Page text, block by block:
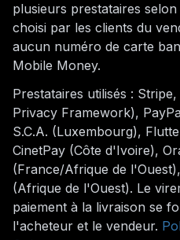
plusieurs prestataires
choisi par les clients du
aucun numéro de carte
Mobile Money.
Prestataires utilisés :
Privacy Framework),
S.C.A. (Luxembourg),
CinetPay (Côte d'Ivoire),
(France/Afrique de
(Afrique de l'Ouest). Le
paiement à la livraison se
l'acheteur et le vendeur.